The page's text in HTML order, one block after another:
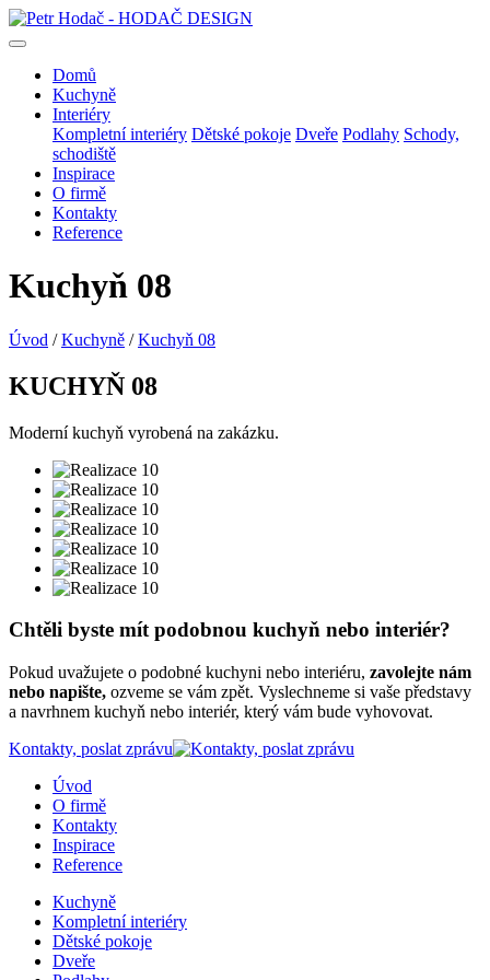
Domů
Kuchyně
Interiéry
Kompletní interiéry Dětské pokoje Dveře Podlahy Schody,
schodiště
Inspirace
O firmě
Kontakty
Reference
Kuchyň 08
Úvod /Kuchyně /Kuchyň 08
KUCHYŇ 08
Moderní kuchyň vyrobená na zakázku.
Chtěli byste mít podobnou kuchyň nebo interiér?
Pokud uvažujete o podobné kuchyni nebo interiéru, zavolejte nám
nebo napište, ozveme se vám zpět. Vyslechneme si vaše představy
a navrhnem kuchyň nebo interiér, který vám bude vyhovovat.
Kontakty, poslat zprávu
Úvod
O firmě
Kontakty
Inspirace
Reference
Kuchyně
Kompletní interiéry
Dětské pokoje
Dveře